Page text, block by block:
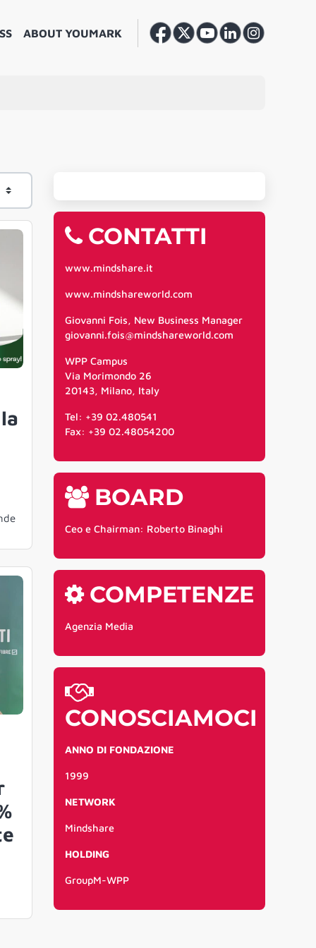
ABOUT YOUMARK
CONTATTI
www.mindshare.it
www.mindshareworld.com
Giovanni Fois, New Business Manager
giovanni.fois@mindshareworld.com
WPP Campus
Via Morimondo 26
20143, Milano, Italy
Tel: +39 02.480541
Fax: +39 02.48054200
BOARD
Ceo e Chairman: Roberto Binaghi
COMPETENZE
Agenzia Media
CONOSCIAMOCI
ANNO DI FONDAZIONE
1999
NETWORK
Mindshare
HOLDING
GroupM-WPP